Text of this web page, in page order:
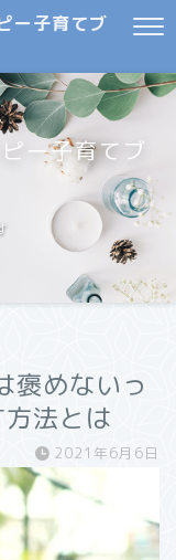
ー子育てブ
ー子育てブ
褒めないっ
法とは
2021年6月6日